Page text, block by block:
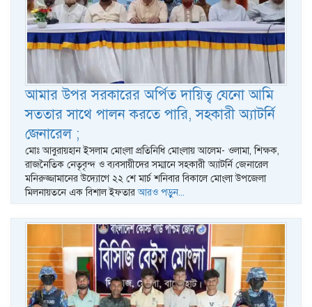
আমার উপর সরকারের অর্পিত দায়িত্ব যেনো আমি
সততার সাথে পালন করতে পারি, সহকারী অ্যাটর্নি
জেনারেল ;
মোঃ আবুরায়হান ইসলাম মোংলা প্রতিনিধি মোংলায় আলেম- ওলামা, শিক্ষক,
রাজনৈতিক নেতৃবৃন্দ ও ব্যবসায়ীদের সম্মানে সহকারী অ্যাটর্নি জেনারেল
মনিরুজ্জামানের উদ্যোগে ২২ শে মার্চ শনিবার বিকালে মোংলা উপজেলা
মিলনায়তনে এক বিশাল ইফতারআরও পড়ুন...